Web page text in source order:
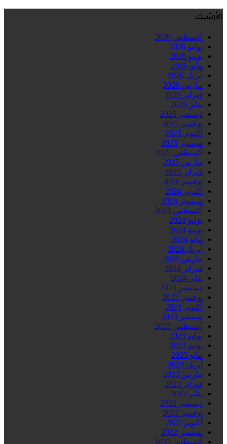
الأرشيف
أغسطس 2026
يوليو 2026
يونيو 2026
مايو 2026
أبريل 2026
مارس 2026
فبراير 2026
يناير 2026
ديسمبر 2025
نوفمبر 2025
أكتوبر 2025
سبتمبر 2025
أغسطس 2025
مارس 2025
فبراير 2025
نوفمبر 2024
أكتوبر 2024
سبتمبر 2024
أغسطس 2024
يوليو 2024
يونيو 2024
مايو 2024
أبريل 2024
مارس 2024
فبراير 2024
يناير 2024
ديسمبر 2023
نوفمبر 2023
أكتوبر 2023
سبتمبر 2023
أغسطس 2023
يوليو 2023
يونيو 2023
مايو 2023
أبريل 2023
مارس 2023
فبراير 2023
يناير 2023
ديسمبر 2022
نوفمبر 2022
أكتوبر 2022
سبتمبر 2022
أغسطس 2022